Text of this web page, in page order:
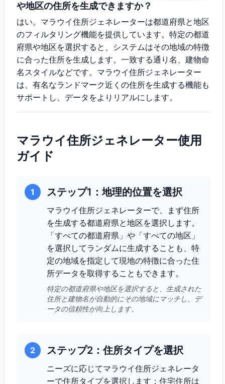
や地区の住所を生成できますか？
はい。マラウイ住所ジェネレーターは都道府県と地区
のフィルタリング機能を提供しています。特定の都道
府県や地区を選択すると、システムはその地域の特徴
に合った住所を生成します。一致する通り名、建物命
名スタイルなどです。マラウイ住所ジェネレーター
は、有名なランドマーク近くの住所を生成する機能も
サポートし、データをよりリアルにします。
マラウイ住所ジェネレーター使用
ガイド
1 ステップ1：地理的位置を選択
マラウイ住所ジェネレーターで、まず住所
を生成する都道府県と地区を選択します。
「すべての都道府県」や「すべての地区」
を選択してランダムに生成することも、特
定の地域を指定して現地の特徴に合った住
所データを取得することもできます。
特定の都道府県や地区を選択すると、生成された
住所と建物名が自動的にその地域にマッチし、デ
ータの信頼性が向上します。
2 ステップ2：住所タイプを選択
ニーズに応じてマラウイ住所ジェネレータ
ーで住所タイプを選択します：住宅住所は